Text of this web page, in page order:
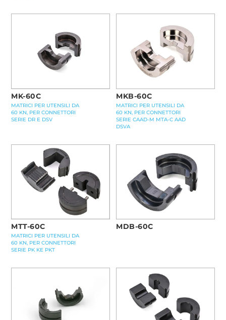
MK-60C
MATRICI PER UTENSILI DA
60 KN, PER CONNETTORI
SERIE DR E DSV
MKB-60C
MATRICI PER UTENSILI DA
60 KN, PER CONNETTORI
SERIE CAAD-M MTA-C AAD
DSVA
MTT-60C
MATRICI PER UTENSILI DA
60 KN, PER CONNETTORI
SERIE PK KE PKT
MDB-60C